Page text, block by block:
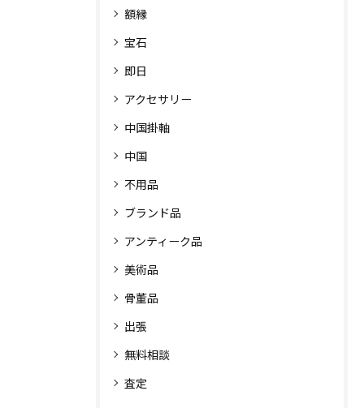
額縁
宝石
即日
アクセサリー
中国掛軸
中国
不用品
ブランド品
アンティーク品
美術品
骨董品
出張
無料相談
査定